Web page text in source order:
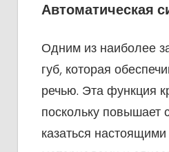
Автоматическая
Одним из наиболее
губ, которая
речью. Эта функция
поскольку повышает
казаться